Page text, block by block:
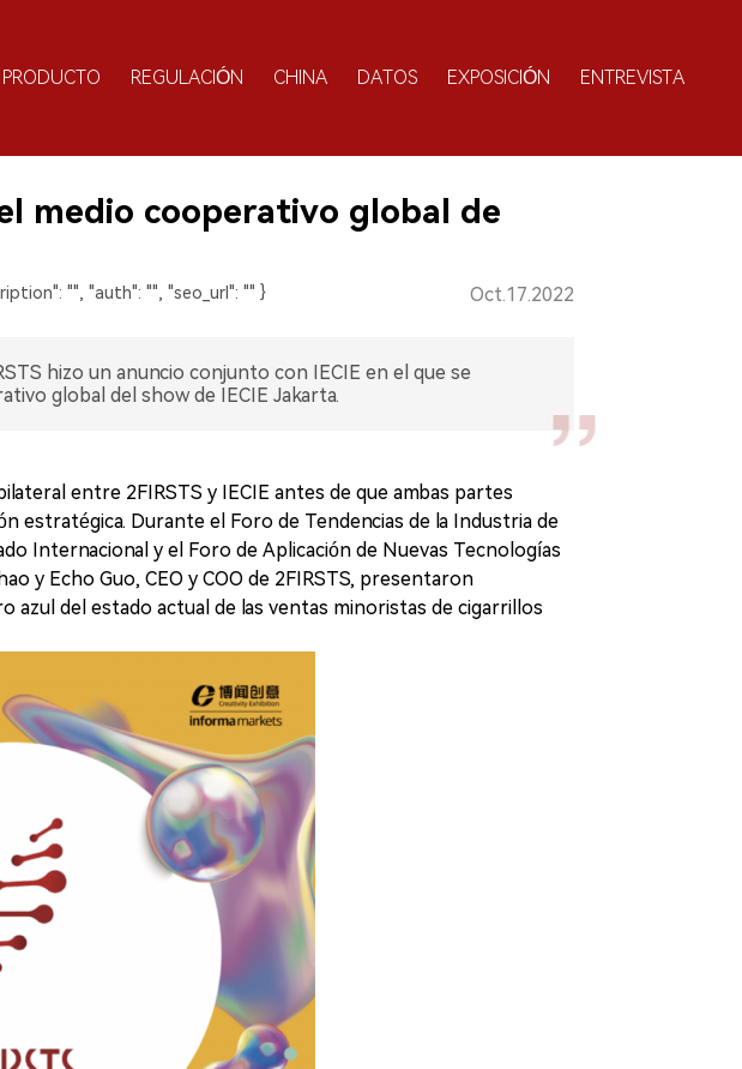
PRODUCTO REGULACIÓN CHINA DATOS EXPOSICIÓN ENTREVISTA
medio cooperativo global de
"", "auth": "", "seo_url": "" } Oct.17.2022
hizo un anuncio conjunto con IECIE en el que se
global del show de IECIE Jakarta.
entre 2FIRSTS y IECIE antes de que ambas partes
estratégica. Durante el Foro de Tendencias de la Industria de
Internacional y el Foro de Aplicación de Nuevas Tecnologías
y Echo Guo, CEO y COO de 2FIRSTS, presentaron
azul del estado actual de las ventas minoristas de cigarrillos